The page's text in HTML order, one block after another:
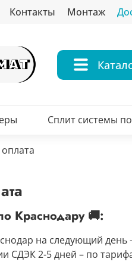
Контакты Монтаж
Сплит системы
Краснодару 🚚:
на следующий день
СДЭК 2-5 дней – по